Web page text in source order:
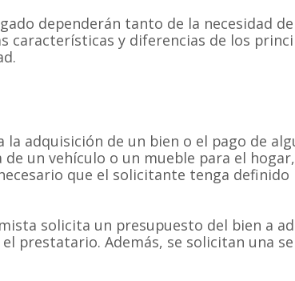
dependerán tanto de la necesidad
características y diferencias de los
adquisición de un bien o el pago de
un vehículo o un mueble para el
que el solicitante tenga
solicita un presupuesto del bien a
prestatario. Además, se solicitan una